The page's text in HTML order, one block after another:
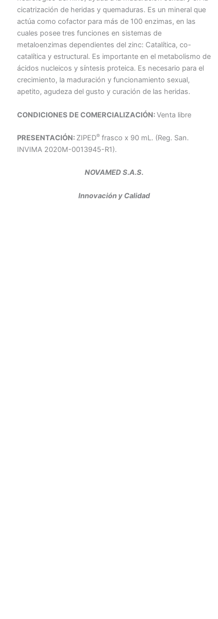
cicatrización de heridas y quemaduras. Es un mineral que
actúa como cofactor para más de 100 enzimas, en las
cuales posee tres funciones en sistemas de
metaloenzimas dependientes del zinc: Catalítica, co-
catalítica y estructural. Es importante en el metabolismo de
ácidos nucleicos y síntesis proteica. Es necesario para el
crecimiento, la maduración y funcionamiento sexual,
apetito, agudeza del gusto y curación de las heridas.
CONDICIONES DE COMERCIALIZACIÓN:Venta libre
PRESENTACIÓN: ZIPED® frasco x 90 mL. (Reg. San.
INVIMA 2020M-0013945-R1).
NOVAMED S.A.S.
Innovación y Calidad